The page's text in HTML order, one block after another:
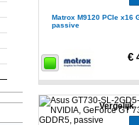
Matrox M9120 PCIe x16
passive
€
Vergelijk